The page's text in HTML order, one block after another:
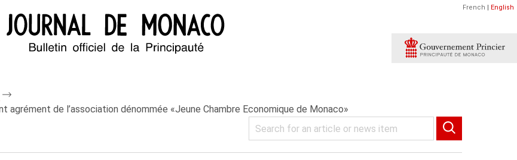
French | English
de l’association dénommée «Jeune Chambre Economique de Monaco»